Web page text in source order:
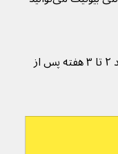
اگر آنتی بیوتیک مصرف نکنید، می‌توانید ۲ تا ۳ هفته پس از